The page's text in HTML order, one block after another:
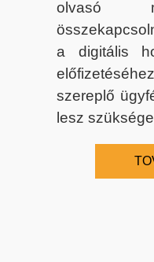
olvasó
a digitális
szereplő
lesz